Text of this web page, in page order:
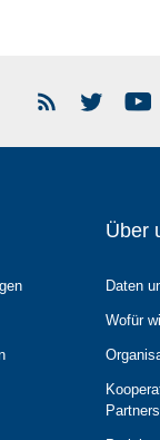
Über
Daten
Wofür